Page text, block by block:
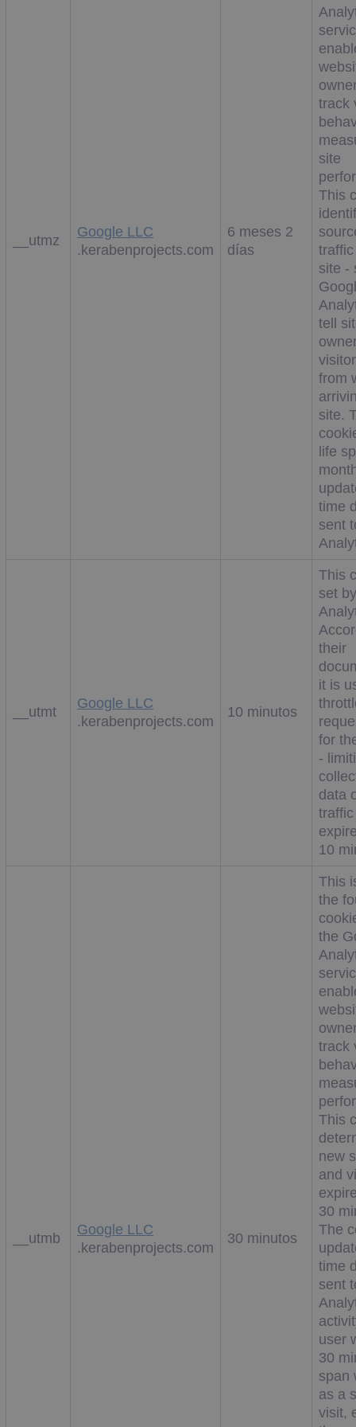
__utmz
Google LLC
.kerabenprojects.com
6 meses 2
días
track
site
This
site -
tell
from
site.
life
time
sent
__utmt
Google LLC
.kerabenprojects.com
10 minutos
This
set
their
it is
for
-
data
10
__utmb
Google LLC
.kerabenprojects.com
30 minutos
This
the
the
track
This
new
and
30
The
time
sent
user
30
span
as a
visit,